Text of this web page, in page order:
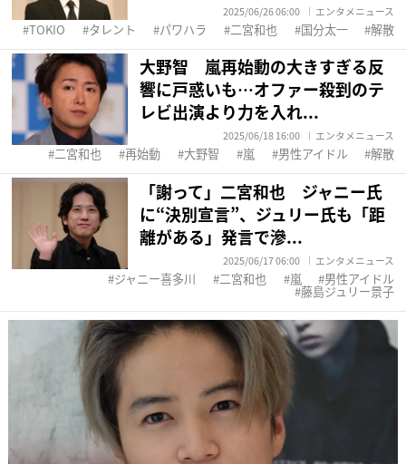
2025/06/26 06:00 エンタメニュース
TOKIO タレント パワハラ 二宮和也 国分太一 解散
大野智 嵐再始動の大きすぎる反
響に戸惑いも…オファー殺到のテ
レビ出演より力を入れ...
2025/06/18 16:00 エンタメニュース
二宮和也 再始動 大野智 嵐 男性アイドル 解散
「謝って」二宮和也 ジャニー氏
に“決別宣言”、ジュリー氏も「距
離がある」発言で滲...
2025/06/17 06:00 エンタメニュース
ジャニー喜多川 二宮和也 嵐 男性アイドル
藤島ジュリー景子